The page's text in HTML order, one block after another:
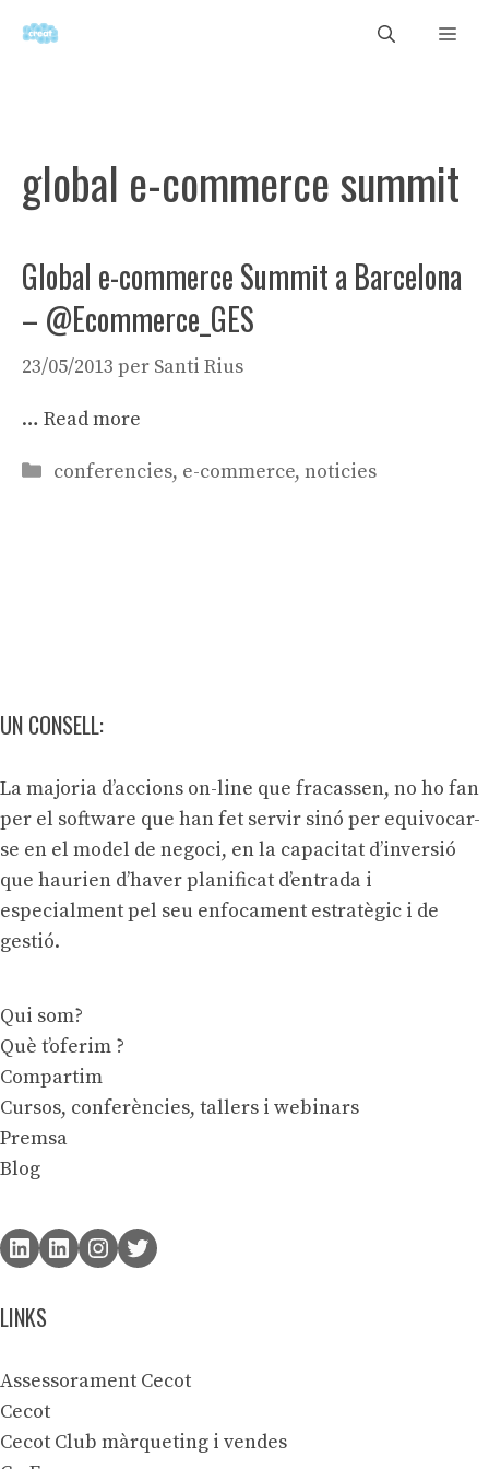
global e-commerce summit
Global e-commerce Summit a Barcelona
– @Ecommerce_GES
23/05/2013 per Santi Rius
… Read more
Categories
conferencies, e-commerce, noticies
UN CONSELL:
La majoria d’accions on-line que fracassen, no ho fan
per el software que han fet servir sinó per equivocar-
se en el model de negoci, en la capacitat d’inversió
que haurien d’haver planificat d’entrada i
especialment pel seu enfocament estratègic i de
gestió.
Qui som?
Què t’oferim ?
Compartim
Cursos, conferències, tallers i webinars
Premsa
Blog
LINKS
Assessorament Cecot
Cecot
Cecot Club màrqueting i vendes